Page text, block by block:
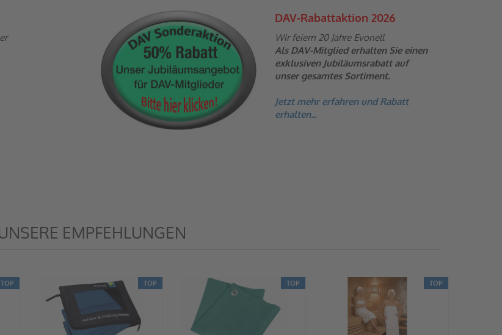
DAV-Rabattaktion 2026
Wir feiern 20 Jahre Evonell
Als DAV-Mitglied erhalten Sie einen
exklusiven Jubiläumsrabatt auf
unser gesamtes Sortiment.
Jetzt mehr erfahren und Rabatt
erhalten...
EMPFEHLUNGEN
TOP TOP TOP TOP